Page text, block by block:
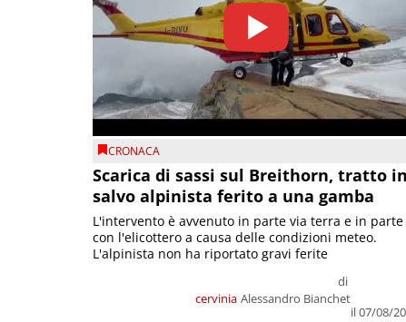
CRONACA
Scarica di sassi sul Breithorn, tratto in
salvo alpinista ferito a una gamba
cervinia
di
Alessandro Bianchet
il 07/08/
L'intervento è avvenuto in parte via terra e in parte
con l'elicottero a causa delle condizioni meteo.
L'alpinista non ha riportato gravi ferite